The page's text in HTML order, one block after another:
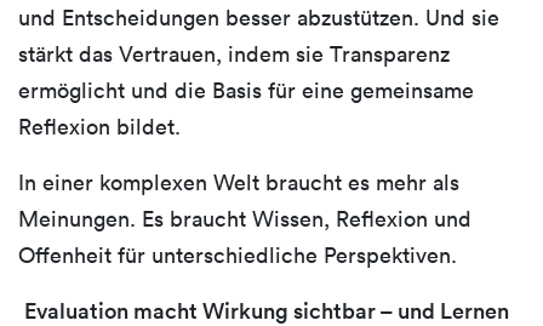
und Entscheidungen besser abzustützen. Und sie
stärkt das Vertrauen, indem sie Transparenz
ermöglicht und die Basis für eine gemeinsame
Reflexion bildet.
In einer komplexen Welt braucht es mehr als
Meinungen. Es braucht Wissen, Reflexion und
Offenheit für unterschiedliche Perspektiven.
Evaluation macht Wirkung sichtbar – und Lernen